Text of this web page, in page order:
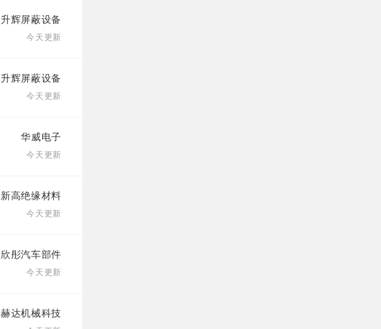
升辉屏蔽设备
今天更新
升辉屏蔽设备
今天更新
华威电子
今天更新
新高绝缘材料
今天更新
欣彤汽车部件
今天更新
赫达机械科技